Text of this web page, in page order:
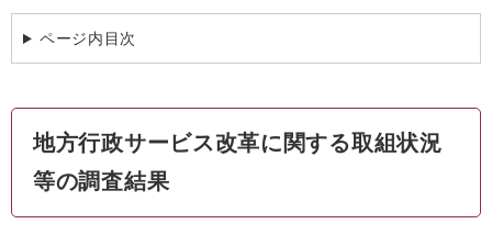
ページ内目次
地方行政サービス改革に関する取組状況
等の調査結果